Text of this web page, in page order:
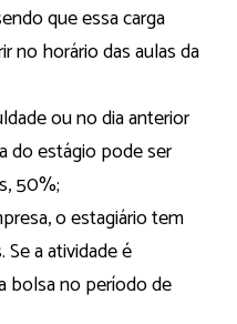
que essa carga
no horário das aulas da
ou no dia anterior
do estágio pode ser
50%;
o estagiário tem
Se a atividade é
bolsa no período de